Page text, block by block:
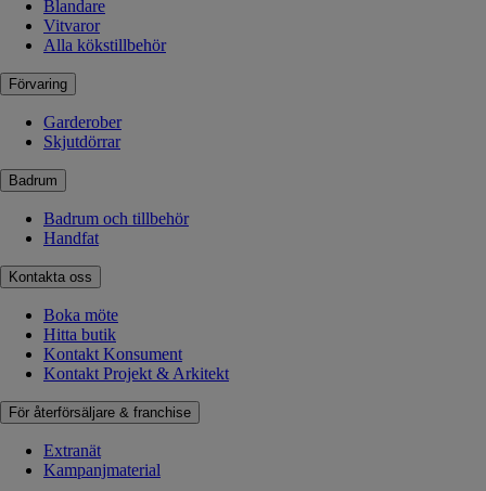
Blandare
Vitvaror
Alla kökstillbehör
Förvaring
Garderober
Skjutdörrar
Badrum
Badrum och tillbehör
Handfat
Kontakta oss
Boka möte
Hitta butik
Kontakt Konsument
Kontakt Projekt & Arkitekt
För återförsäljare & franchise
Extranät
Kampanjmaterial